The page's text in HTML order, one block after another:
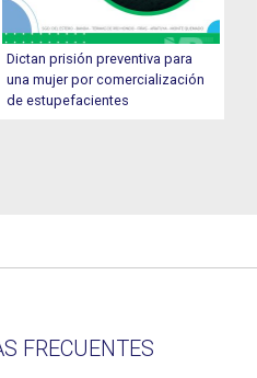
Dictan prisión preventiva para
una mujer por comercialización
de estupefacientes
FRECUENTES